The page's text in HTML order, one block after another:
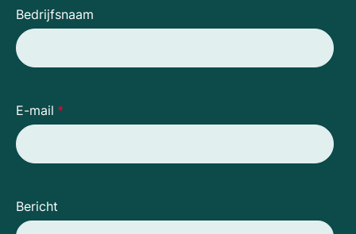
Bedrijfsnaam
E-mail *
Bericht